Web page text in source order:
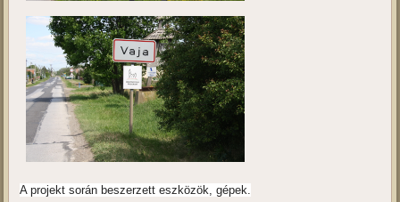
A projekt során beszerzett eszközök, gépek.